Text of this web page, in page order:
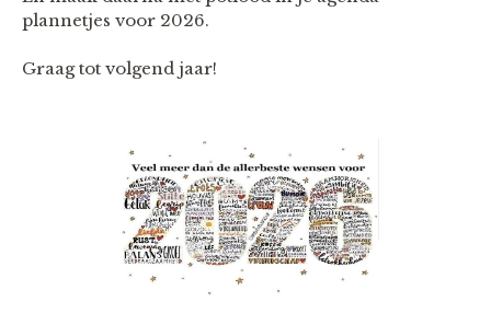
plannetjes voor 2026.
Graag tot volgend jaar!